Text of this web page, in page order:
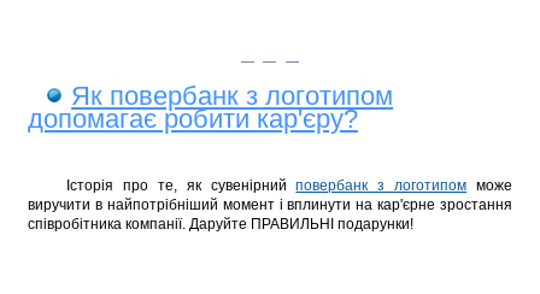
Як повербанк з логотипом
допомагає робити кар'єру?
Історія про те, як сувенірнийповербанк з логотипом може
виручити в найпотрібніший момент і вплинути на кар'єрне зростання
співробітника компанії. Даруйте ПРАВИЛЬНІ подарунки!